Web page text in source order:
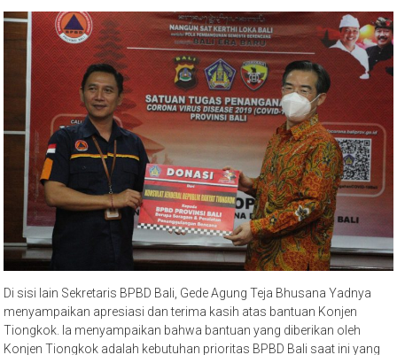
Di sisi lain Sekretaris BPBD Bali, Gede Agung Teja Bhusana Yadnya
menyampaikan apresiasi dan terima kasih atas bantuan Konjen
Tiongkok. Ia menyampaikan bahwa bantuan yang diberikan oleh
Konjen Tiongkok adalah kebutuhan prioritas BPBD Bali saat ini yang